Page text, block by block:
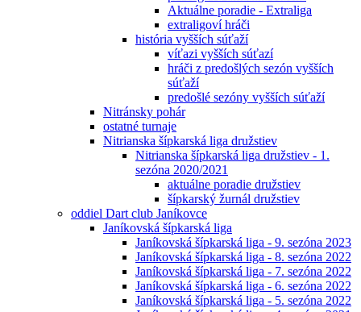
Aktuálne poradie - Extraliga
extraligoví hráči
história vyšších súťaží
víťazi vyšších súťazí
hráči z predošlých sezón vyšších
súťaží
predošlé sezóny vyšších súťaží
Nitránsky pohár
ostatné turnaje
Nitrianska šípkarská liga družstiev
Nitrianska šípkarská liga družstiev - 1.
sezóna 2020/2021
aktuálne poradie družstiev
šípkarský žurnál družstiev
oddiel Dart club Janíkovce
Janíkovská šípkarská liga
Janíkovská šípkarská liga - 9. sezóna 2023
Janíkovská šípkarská liga - 8. sezóna 2022
Janíkovská šípkarská liga - 7. sezóna 2022
Janíkovská šípkarská liga - 6. sezóna 2022
Janíkovská šípkarská liga - 5. sezóna 2022